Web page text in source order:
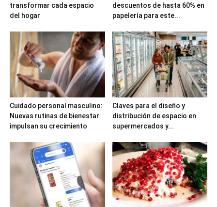
transformar cada espacio
del hogar
descuentos de hasta 60% en
papelería para este...
Cuidado personal masculino:
Nuevas rutinas de bienestar
impulsan su crecimiento
Claves para el diseño y
distribución de espacio en
supermercados y...